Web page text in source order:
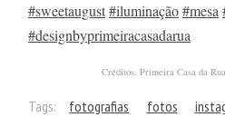
#sweetaugust#iluminação#mesa
#designbyprimeiracasadarua
Créditos. Primeira Casa da
Tags: fotografias fotos